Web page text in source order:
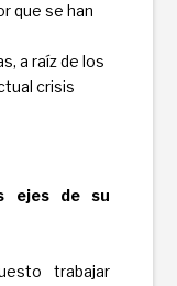
que se han
a raíz de los
crisis
ejes de su
trabajar